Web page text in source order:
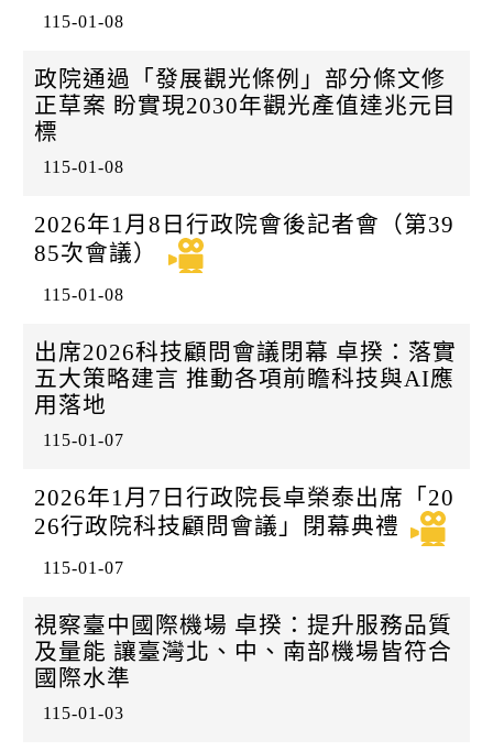
115-01-08
政院通過「發展觀光條例」部分條文修
正草案 盼實現2030年觀光產值達兆元目
標
115-01-08
2026年1月8日行政院會後記者會（第39
85次會議）
115-01-08
出席2026科技顧問會議閉幕 卓揆：落實
五大策略建言 推動各項前瞻科技與AI應
用落地
115-01-07
2026年1月7日行政院長卓榮泰出席「20
26行政院科技顧問會議」閉幕典禮
115-01-07
視察臺中國際機場 卓揆：提升服務品質
及量能 讓臺灣北、中、南部機場皆符合
國際水準
115-01-03